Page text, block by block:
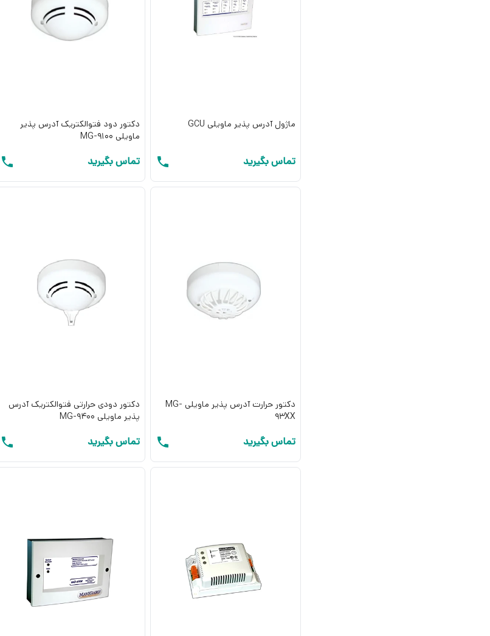
ماژول آدرس پذیر ماویلی GCU
تماس بگیرید
دکتور دود فتوالکتریک آدرس پذیر
ماویلی MG-9100
تماس بگیرید
دکتور حرارت آدرس پذیر ماویلی MG-
93XX
تماس بگیرید
دکتور دودی حرارتی فتوالکتریک آدرس
پذیر ماویلی MG-9400
تماس بگیرید